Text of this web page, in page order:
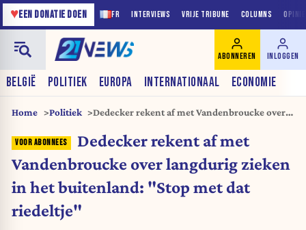
FR INTERVIEWS VRIJE TRIBUNE COLUMNS
♥EEN DONATIE DOEN
BELGIË POLITIEK EUROPA INTERNATIONAAL ECONOMIE
ABONNEREN INLOGGEN
Home Politiek
Dedecker rekent af met Vandenbroucke over
dat riedeltje"
Dedecker rekent af met
Vandenbroucke over langdurig zieken
in het buitenland: "Stop met dat
riedeltje"